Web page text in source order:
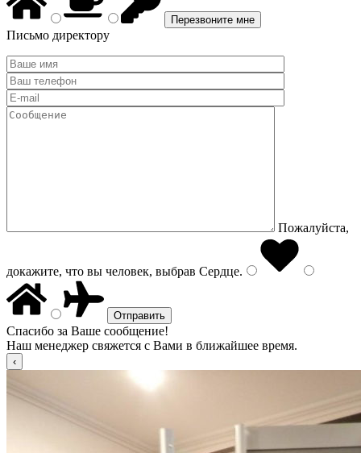
Письмо директору
Пожалуйста,
докажите, что вы человек, выбрав Сердце.
Спасибо за Ваше сообщение!
Наш менеджер свяжется с Вами в ближайшее время.